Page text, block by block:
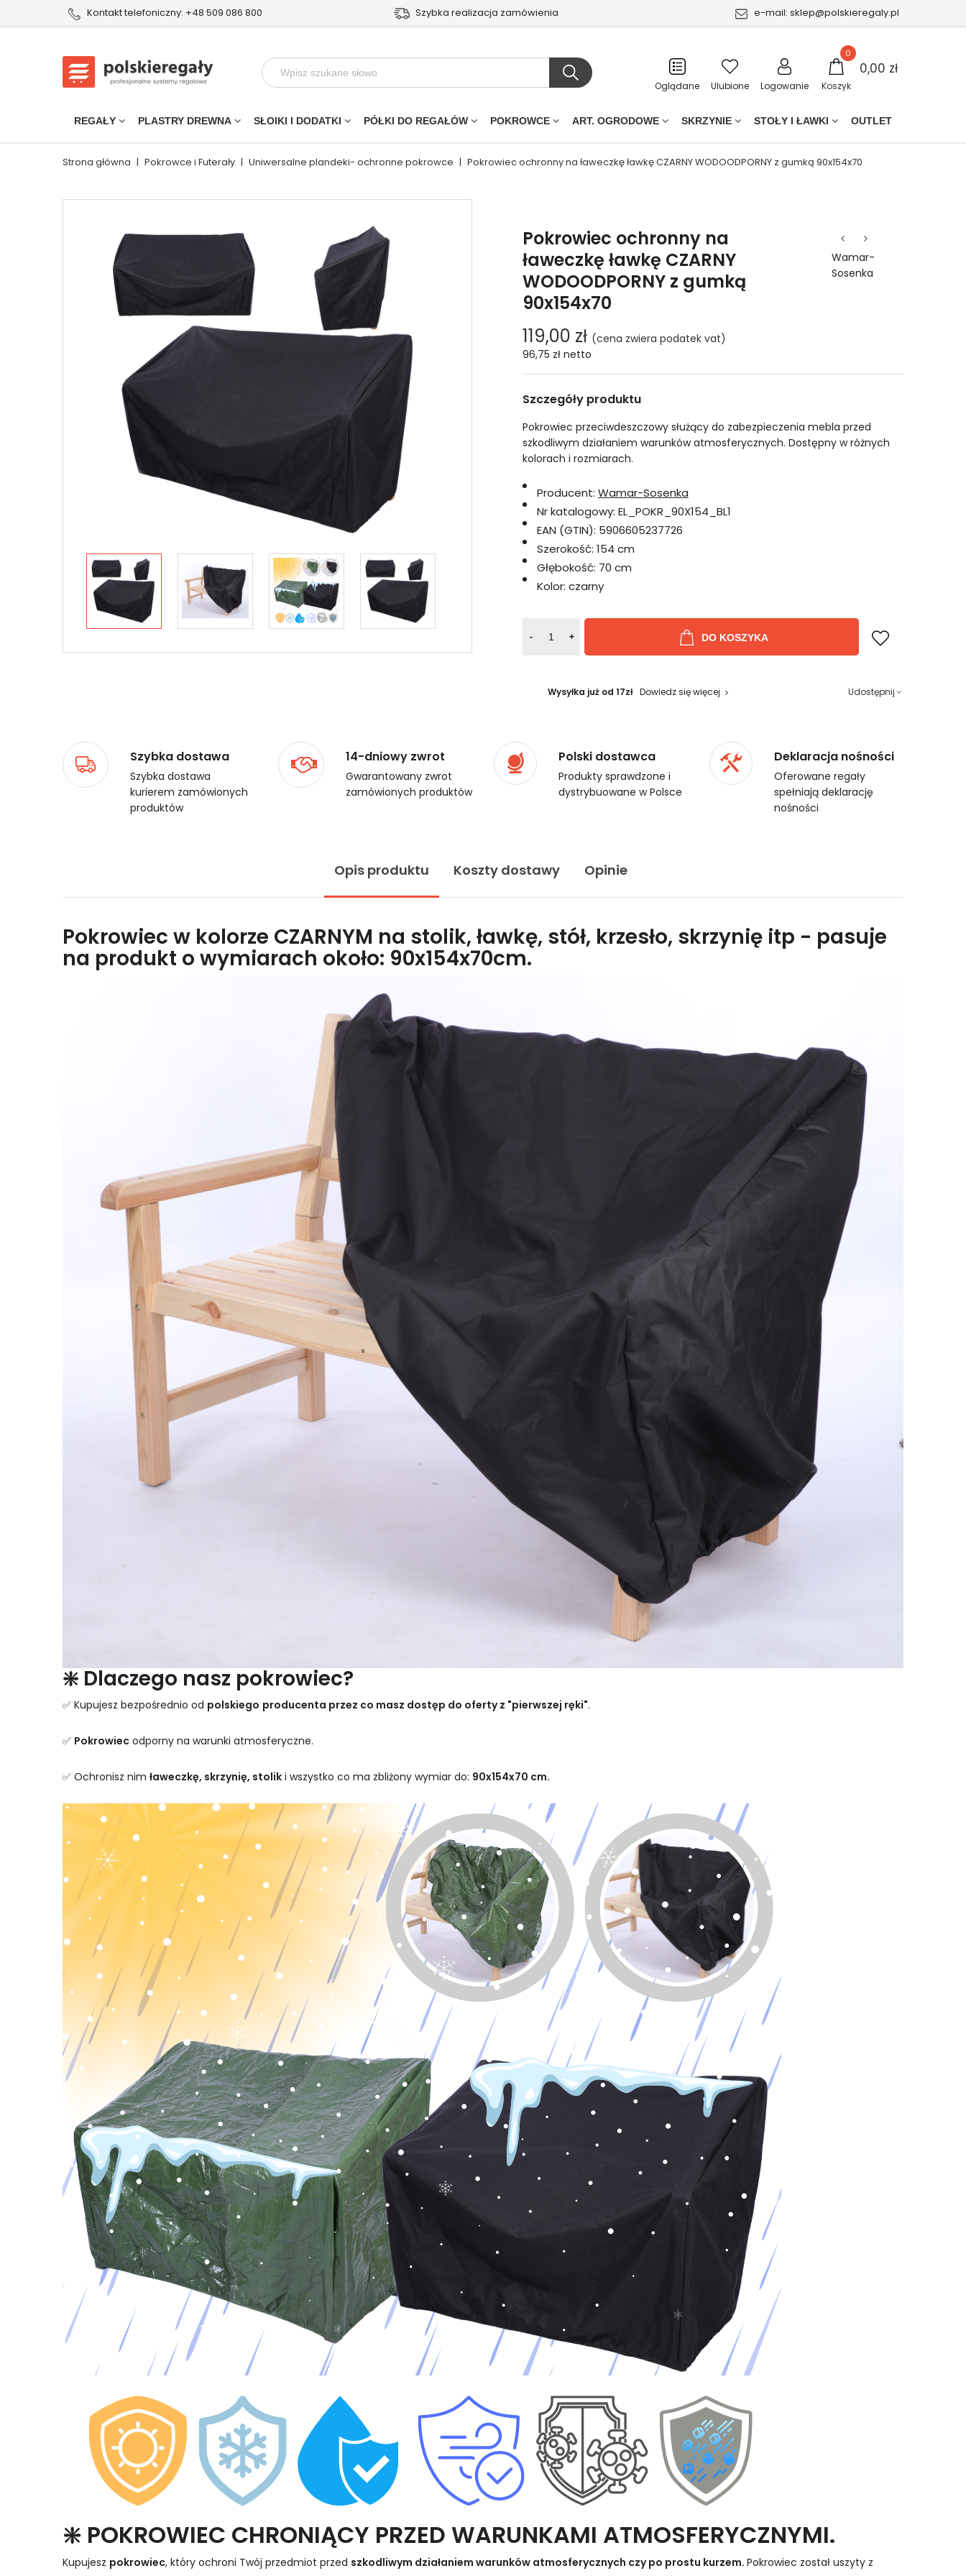
Kontakt telefoniczny: +48 509 086 800 Szybka realizacja zamówienia e-mail: sklep@polskieregaly.pl
Oglądane Ulubione Logowanie Koszyk
0
0,00 zł
REGAŁY PLASTRY DREWNA SŁOIKI I DODATKI PÓŁKI DO REGAŁÓW POKROWCE ART. OGRODOWE SKRZYNIE STOŁY I ŁAWKI OUTLET
Strona główna | Pokrowce i Futerały | Uniwersalne plandeki- ochronne pokrowce | Pokrowiec ochronny na ławeczkę ławkę CZARNY WODOODPORNY z gumką 90x154x70
Pokrowiec ochronny na
ławeczkę ławkę CZARNY
WODOODPORNY z gumką
90x154x70
Wamar-
Sosenka
119,00 zł (cena zwiera podatek vat)
96,75 zł netto
Szczegóły produktu
Pokrowiec przeciwdeszczowy służący do zabezpieczenia mebla przed
szkodliwym działaniem warunków atmosferycznych. Dostępny w różnych
kolorach i rozmiarach.
Producent: Wamar-Sosenka
Nr katalogowy: EL_POKR_90X154_BL1
EAN (GTIN): 5906605237726
Szerokość: 154 cm
Głębokość: 70 cm
Kolor: czarny
- + DO KOSZYKA
Wysyłka już od 17zł Dowiedz się więcej Udostępnij
Szybka dostawa
Szybka dostawa
kurierem zamówionych
produktów
14-dniowy zwrot
Gwarantowany zwrot
zamówionych produktów
Polski dostawca
Produkty sprawdzone i
dystrybuowane w Polsce
Deklaracja nośności
Oferowane regały
spełniają deklarację
nośności
Opis produktu Koszty dostawy Opinie
Pokrowiec w kolorze CZARNYM na stolik, ławkę, stół, krzesło, skrzynię itp - pasuje
na produkt o wymiarach około: 90x154x70cm.
❇️ Dlaczego nasz pokrowiec?
✅ Kupujesz bezpośrednio od polskiego producenta przez co masz dostęp do oferty z "pierwszej ręki".
✅ Pokrowiec odporny na warunki atmosferyczne.
✅ Ochronisz nim ławeczkę, skrzynię, stolik i wszystko co ma zbliżony wymiar do: 90x154x70 cm.
❇️ POKROWIEC CHRONIĄCY PRZED WARUNKAMI ATMOSFERYCZNYMI.
Kupujesz pokrowiec, który ochroni Twój przedmiot przed szkodliwym działaniem warunków atmosferycznych czy po prostu kurzem. Pokrowiec został uszyty z